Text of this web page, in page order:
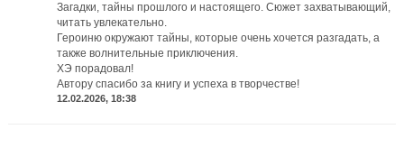
Загадки, тайны прошлого и настоящего. Сюжет захватывающий,
читать увлекательно.
Героиню окружают тайны, которые очень хочется разгадать, а
также волнительные приключения.
ХЭ порадовал!
Автору спасибо за книгу и успеха в творчестве!
12.02.2026, 18:38